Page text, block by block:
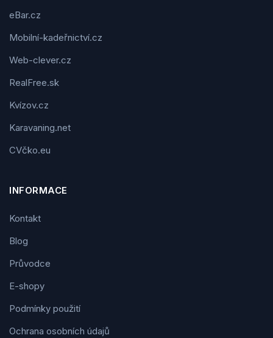
eBar.cz
Mobilní-kadeřnictví.cz
Web-clever.cz
RealFree.sk
Kvízov.cz
Karavaning.net
CVčko.eu
INFORMACE
Kontakt
Blog
Průvodce
E-shopy
Podmínky použití
Ochrana osobních údajů